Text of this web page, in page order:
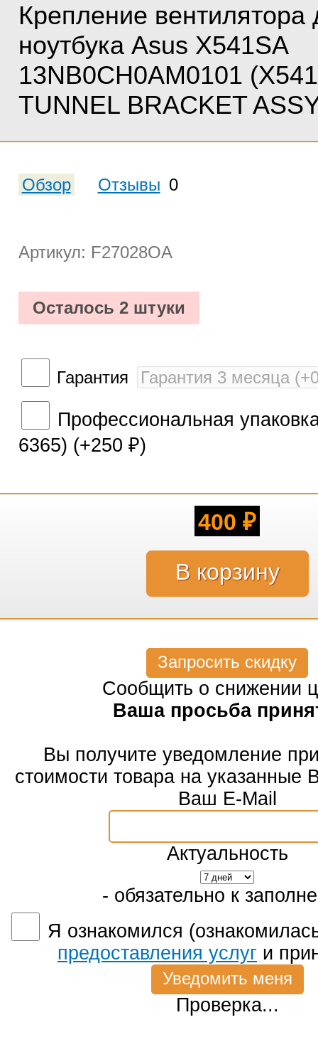
Крепление вентилятора
ноутбука Asus X541SA
13NB0CH0AM0101
TUNNEL BRACKET
Обзор Отзывы 0
Артикул: F27028OA
Осталось 2 штуки
Гарантия
Профессиональная
6365) (+250 ₽)
400 ₽
Запросить скидку
Сообщить о снижении
Ваша просьба
Вы получите уведомление
стоимости товара на указанные
Ваш E-Mail
Актуальность
- обязательно к
Я ознакомился
предоставления услуг и
Проверка...